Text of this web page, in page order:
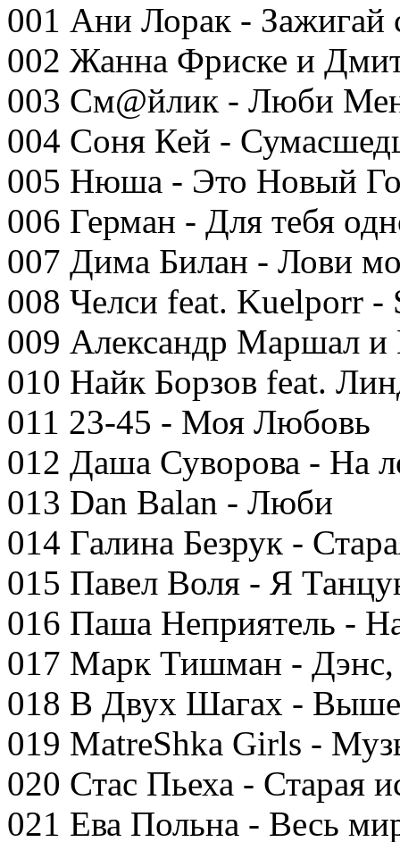
001 Ани Лорак - Зажигай
002 Жанна Фриске и
003 См@йлик - Люби
004 Соня Кей -
005 Нюша - Это Новый
006 Герман - Для тебя
007 Дима Билан - Лови
008 Челси feat. Kuelporr -
009 Александр Маршал и
010 Найк Борзов feat.
011 23-45 - Моя Любовь
012 Даша Суворова - На
013 Dan Balan - Люби
014 Галина Безрук -
015 Павел Воля - Я
016 Паша Неприятель -
017 Марк Тишман -
018 В Двух Шагах -
019 MatreShka Girls -
020 Стас Пьеха - Старая
021 Ева Польна - Весь